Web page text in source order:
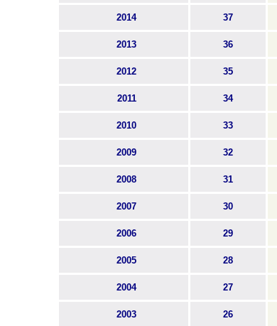
2014 37
2013 36
2012 35
2011 34
2010 33
2009 32
2008 31
2007 30
2006 29
2005 28
2004 27
2003 26